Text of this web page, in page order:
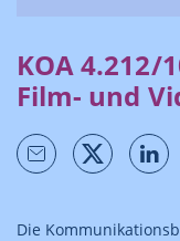
KOA 4.212/
Film- und
Die